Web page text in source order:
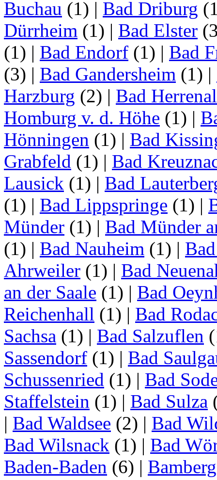
Buchau (1) | Bad Driburg
Dürrheim (1) | Bad Elster
(1) | Bad Endorf (1) | Bad
(3) | Bad Gandersheim (1) |
Harzburg (2) | Bad
Homburg v. d. Höhe (1) |
Hönningen (1) | Bad
Grabfeld (1) | Bad
Lausick (1) | Bad
(1) | Bad Lippspringe (1) |
Münder (1) | Bad Münder
(1) | Bad Nauheim (1) |
Ahrweiler (1) | Bad
an der Saale (1) | Bad
Reichenhall (1) | Bad
Sachsa (1) | Bad Salzuflen
Sassendorf (1) | Bad
Schussenried (1) | Bad
Staffelstein (1) | Bad Sulza
| Bad Waldsee (2) | Bad
Bad Wilsnack (1) | Bad
Baden-Baden (6) | Bamberg